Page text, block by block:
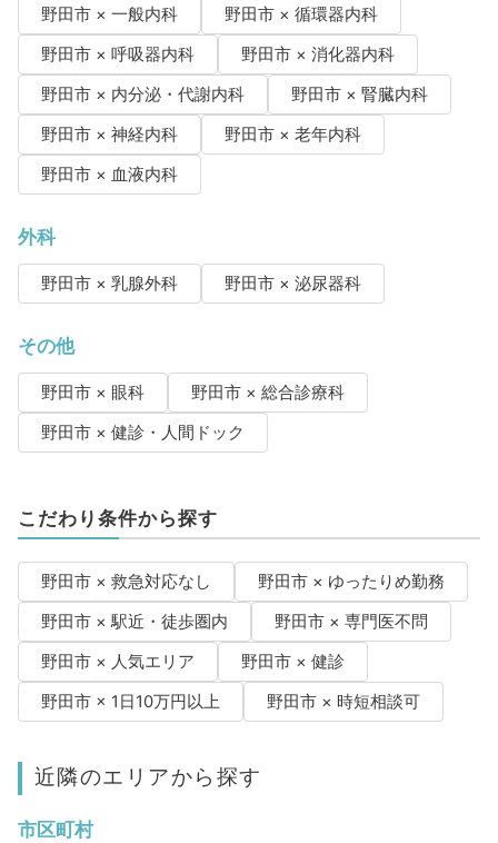
野田市 × 一般内科
野田市 × 循環器内科
野田市 × 呼吸器内科
野田市 × 消化器内科
野田市 × 内分泌・代謝内科
野田市 × 腎臓内科
野田市 × 神経内科
野田市 × 老年内科
野田市 × 血液内科
外科
野田市 × 乳腺外科 野田市 × 泌尿器科
その他
野田市 × 眼科
野田市 × 総合診療科
野田市 × 健診・人間ドック
こだわり条件から探す
野田市 × 救急対応なし
野田市 × ゆったりめ勤務
野田市 × 駅近・徒歩圏内
野田市 × 専門医不問
野田市 × 人気エリア
野田市 × 健診
野田市 × 1日10万円以上
野田市 × 時短相談可
近隣のエリアから探す
市区町村